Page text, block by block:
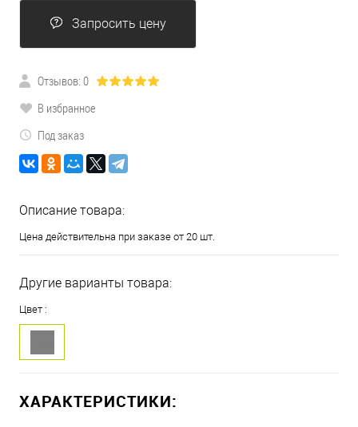
Запросить цену
Отзывов: 0
В избранное
Под заказ
Описание товара:
Цена действительна при заказе от 20 шт.
Другие варианты товара:
Цвет :
ХАРАКТЕРИСТИКИ: